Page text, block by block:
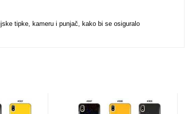
tipke, kameru i punjač, kako bi se osiguralo